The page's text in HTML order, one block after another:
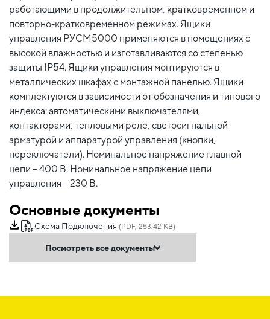
работающими в продолжительном, кратковременном и
повторно-кратковременном режимах. Ящики
управления РУСМ5000 применяются в помещениях с
высокой влажностью и изготавливаются со степенью
защиты IP54. Ящики управления монтируются в
металлических шкафах с монтажной панелью. Ящики
комплектуются в зависимости от обозначения и типового
индекса: автоматическими выключателями,
контакторами, тепловыми реле, светосигнальной
арматурой и аппаратурой управления (кнопки,
переключатели). Номинальное напряжение главной
цепи – 400 В. Номинальное напряжение цепи
управления – 230 В.
Основные документы
Схема Подключения (PDF, 253.42 KB)
Посмотреть все документы